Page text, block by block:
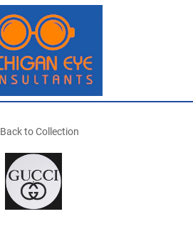
Back to Collection